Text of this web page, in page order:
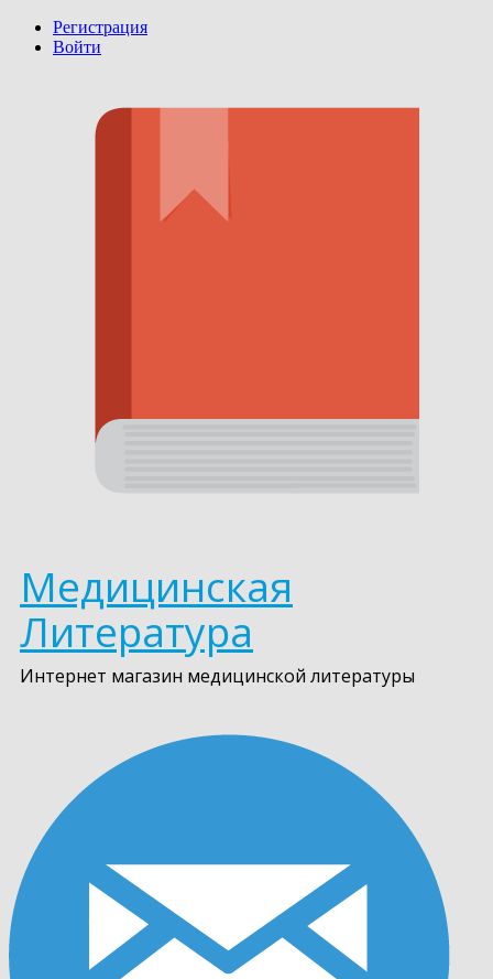
Регистрация
Войти
Медицинская
Литература
Интернет магазин медицинской литературы